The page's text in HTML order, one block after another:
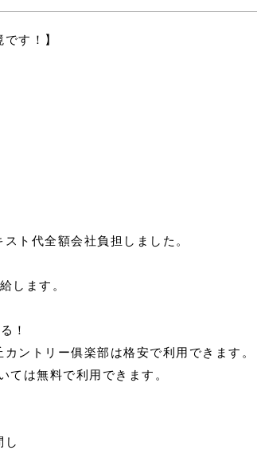
す！】
ト代全額会社負担しました。
します。
る！
ントリー俱楽部は格安で利用できます。
ては無料で利用できます。
し